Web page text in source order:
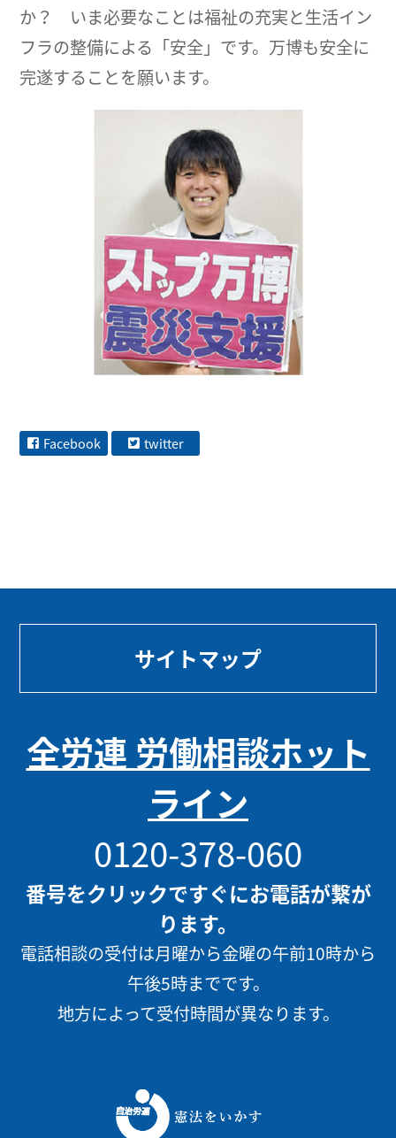
か？ いま必要なことは福祉の充実と生活イン
フラの整備による「安全」です。万博も安全に
完遂することを願います。
Facebook twitter
サイトマップ
全労連 労働相談ホット
ライン
0120-378-060
番号をクリックですぐにお電話が繋が
ります。
電話相談の受付は月曜から金曜の午前10時から
午後5時までです。
地方によって受付時間が異なります。